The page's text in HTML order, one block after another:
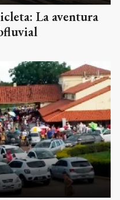
La aventura